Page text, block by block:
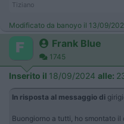
Tiziano
Modificato da banoyo il 13/09/
Frank Blue
1745
Inserito il 18/09/2024 alle:
In risposta al messaggio di
Buongiorno a tutti, ho smontato